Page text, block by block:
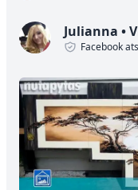
Julianna •
Facebook